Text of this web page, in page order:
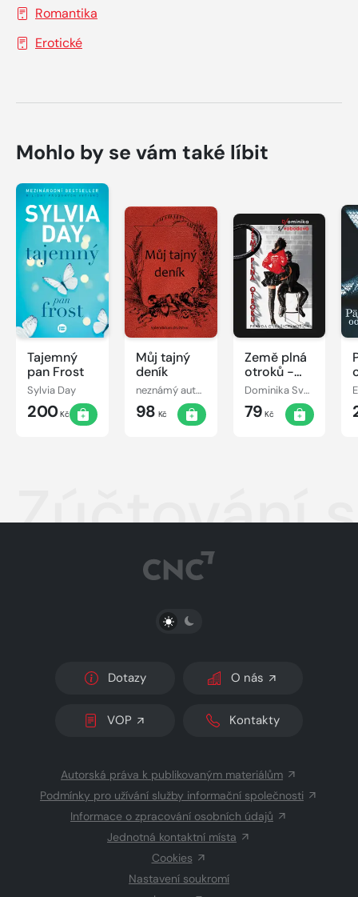
Romantika
Erotické
Mohlo by se vám také líbit
Tajemný
pan Frost
Sylvia Day
200Kč
Můj tajný
deník
neznámý autor
98 Kč
Země plná
otroků -
Pravda o
(vašich)
mužích
Dominika Svobodová
79 Kč
Zúčtování
PŘEPNOUT SVĚTLÝ/TMAVÝ REŽIM
Dotazy O nás
VOP Kontakty
Autorská práva k publikovaným materiálům
Podmínky pro užívání služby informační společnosti
Informace o zpracování osobních údajů
Jednotná kontaktní místa
Cookies
Nastavení soukromí